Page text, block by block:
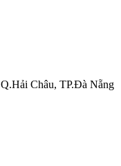
Châu, TP.Đà Nẵng